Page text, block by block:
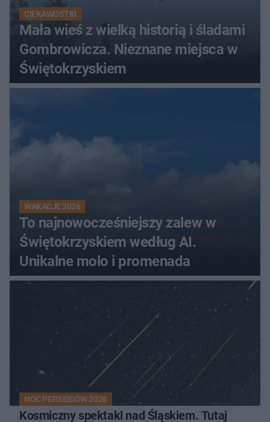
CIEKAWOSTKI
Mała wieś z wielką historią i śladami
Gombrowicza. Nieznane miejsca w
Świętokrzyskiem
WAKACJE 2026
To najnowocześniejszy zalew w
Świętokrzyskiem według AI.
Unikalne molo i promenada
NOC PERSEIDÓW 2026
Kosmiczny spektakl nad Śląskiem. Tutaj